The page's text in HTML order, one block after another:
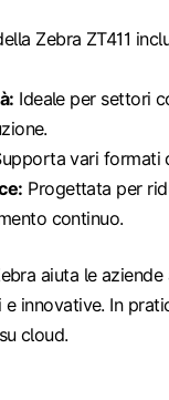
Zebra ZT411
Ideale per settori
vari formati
Progettata per
continuo.
aiuta le
innovative. In
cloud.